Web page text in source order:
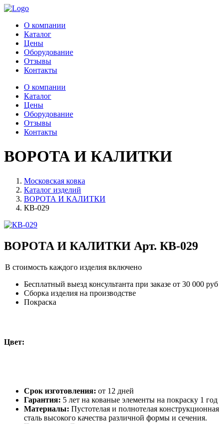
О компании
Каталог
Цены
Оборудование
Отзывы
Контакты
О компании
Каталог
Цены
Оборудование
Отзывы
Контакты
ВОРОТА И КАЛИТКИ
Московская ковка
Каталог изделий
ВОРОТА И КАЛИТКИ
КВ-029
ВОРОТА И КАЛИТКИ Арт. КВ-029
В стоимость каждого изделия включено
Бесплатный выезд консультанта при заказе от 30 000 руб
Сборка изделия на производстве
Покраска
Цвет:
Срок изготовления: от 12 дней
Гарантия: 5 лет на кованые элементы на покраску 1 год
Материалы: Пустотелая и полнотелая конструкционная
сталь высокого качества различной формы и сечения.